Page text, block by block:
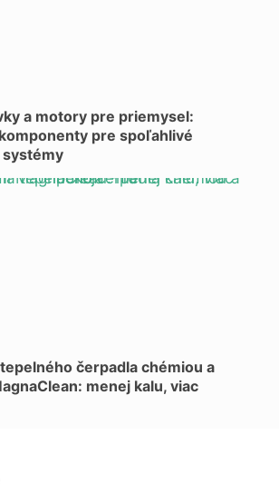
a motory pre priemysel:
pre spoľahlivé
čerpadla chémiou a
menej kalu, viac